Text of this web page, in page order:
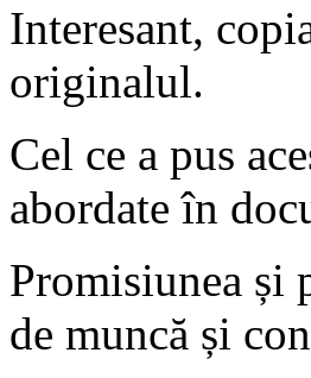
Interesant,
originalul.
Cel ce a pus
abordate în
Promisiunea și
de muncă și